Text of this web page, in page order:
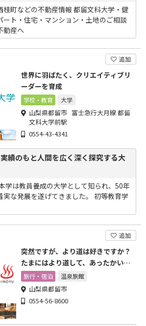
桂町などの不動産情報 都留文科大学・健
ート・住宅・マンション・土地のご相談
動産へ
追加
世界に羽ばたく、クリエイティブリ
ーダーを育成
学校・教育 大学
山梨県都留市 富士急行大月線 都留
文科大学前駅
0554-43-4341
績のもと人間を広く深く探究する大
学は教員養成の大学として知られ、50年
実な発展を遂げてきました。 初等教育学
追加
突然ですが、より道は好きですか？
たまにはより道して、あったかい温
泉なんかどうですか？
旅行・宿泊 温泉旅館
山梨県都留市
0554-56-8600